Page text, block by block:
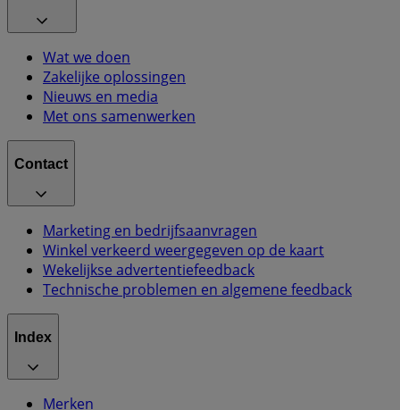
Wat we doen
Zakelijke oplossingen
Nieuws en media
Met ons samenwerken
Contact
Marketing en bedrijfsaanvragen
Winkel verkeerd weergegeven op de kaart
Wekelijkse advertentiefeedback
Technische problemen en algemene feedback
Index
Merken